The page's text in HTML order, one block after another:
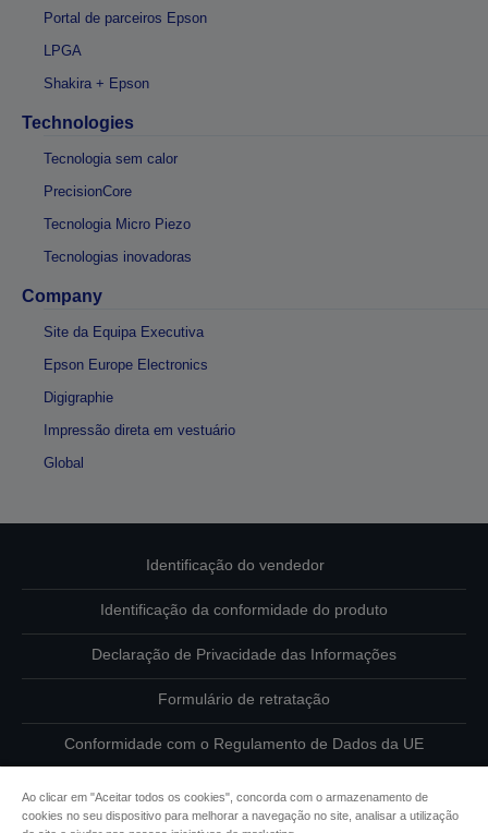
Portal de parceiros Epson
LPGA
Shakira + Epson
Technologies
Tecnologia sem calor
PrecisionCore
Tecnologia Micro Piezo
Tecnologias inovadoras
Company
Site da Equipa Executiva
Epson Europe Electronics
Digigraphie
Impressão direta em vestuário
Global
Identificação do vendedor
Identificação da conformidade do produto
Declaração de Privacidade das Informações
Formulário de retratação
Conformidade com o Regulamento de Dados da UE
Ao clicar em "Aceitar todos os cookies", concorda com o armazenamento de
cookies no seu dispositivo para melhorar a navegação no site, analisar a utilização